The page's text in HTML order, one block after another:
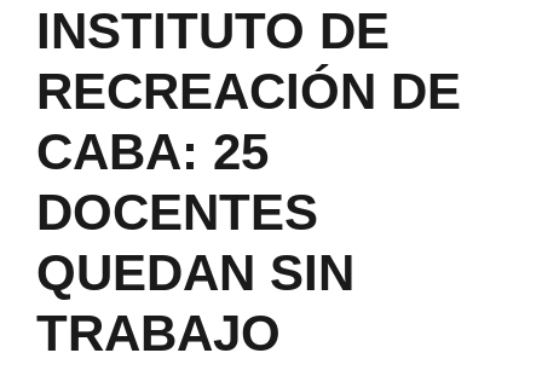
INSTITUTO DE
RECREACIÓN DE
CABA: 25
DOCENTES
QUEDAN SIN
TRABAJO